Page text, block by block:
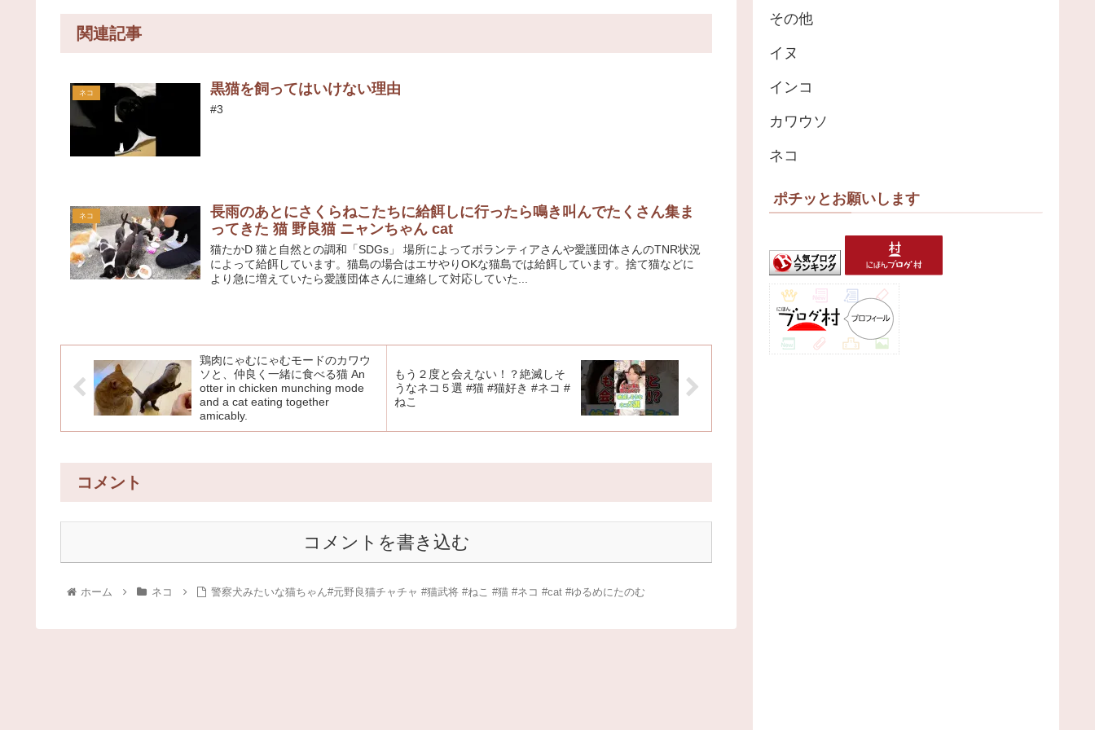
関連記事
ネコ 黒猫を飼ってはいけない理由
#3
ネコ
長雨のあとにさくらねこたちに給餌しに行ったら鳴き叫んでたくさん集ま
ってきた 猫 野良猫 ニャンちゃん cat
猫たかD 猫と自然との調和「SDGs」 場所によってボランティアさんや愛護団体さんのTNR状況
によって給餌しています。猫島の場合はエサやりOKな猫島では給餌しています。捨て猫などに
より急に増えていたら愛護団体さんに連絡して対応していた...
鶏肉にゃむにゃむモードのカワウ
ソと、仲良く一緒に食べる猫 An
otter in chicken munching mode
and a cat eating together
amicably.
もう２度と会えない！？絶滅しそ
うなネコ５選 #猫 #猫好き #ネコ #
ねこ
コメント
コメントを書き込む
ホーム ネコ 警察犬みたいな猫ちゃん#元野良猫チャチャ #猫武将 #ねこ #猫 #ネコ #cat #ゆるめにたのむ
その他
イヌ
インコ
カワウソ
ネコ
ポチッとお願いします